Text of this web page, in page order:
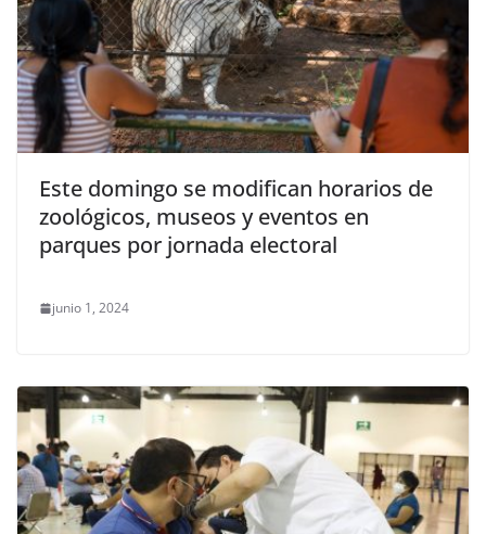
Este domingo se modifican horarios de
zoológicos, museos y eventos en
parques por jornada electoral
junio 1, 2024